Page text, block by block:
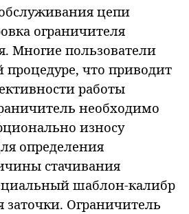
цепи
ограничителя
Многие пользователи
процедуре, что приводит
работы
необходимо
износу
определения
стачивания
шаблон-калибр
заточки. Ограничитель